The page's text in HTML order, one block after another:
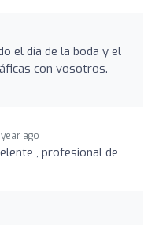
el día de la boda y el
con vosotros.
year ago
, profesional de